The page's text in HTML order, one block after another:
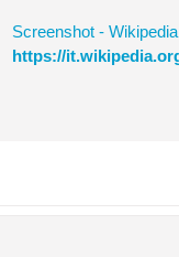
Screenshot - Wikipedia